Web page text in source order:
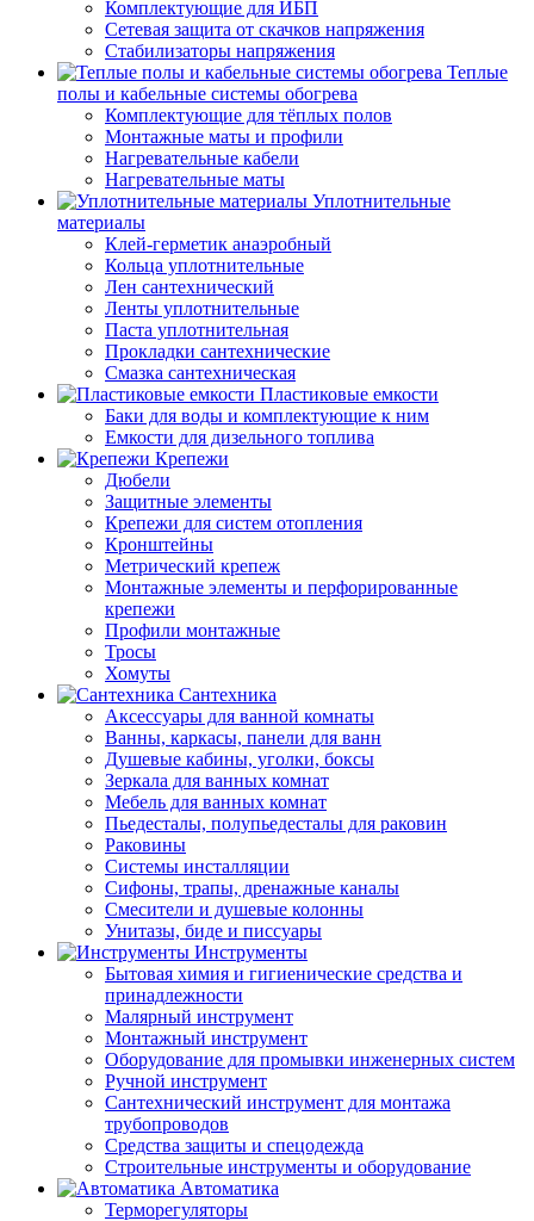
Комплектующие для ИБП
Сетевая защита от скачков напряжения
Стабилизаторы напряжения
Теплые
полы и кабельные системы обогрева
Комплектующие для тёплых полов
Монтажные маты и профили
Нагревательные кабели
Нагревательные маты
Уплотнительные
материалы
Клей-герметик анаэробный
Кольца уплотнительные
Лен сантехнический
Ленты уплотнительные
Паста уплотнительная
Прокладки сантехнические
Смазка сантехническая
Пластиковые емкости
Баки для воды и комплектующие к ним
Емкости для дизельного топлива
Крепежи
Дюбели
Защитные элементы
Крепежи для систем отопления
Кронштейны
Метрический крепеж
Монтажные элементы и перфорированные
крепежи
Профили монтажные
Тросы
Хомуты
Сантехника
Аксессуары для ванной комнаты
Ванны, каркасы, панели для ванн
Душевые кабины, уголки, боксы
Зеркала для ванных комнат
Мебель для ванных комнат
Пьедесталы, полупьедесталы для раковин
Раковины
Системы инсталляции
Сифоны, трапы, дренажные каналы
Смесители и душевые колонны
Унитазы, биде и писсуары
Инструменты
Бытовая химия и гигиенические средства и
принадлежности
Малярный инструмент
Монтажный инструмент
Оборудование для промывки инженерных систем
Ручной инструмент
Сантехнический инструмент для монтажа
трубопроводов
Средства защиты и спецодежда
Строительные инструменты и оборудование
Автоматика
Терморегуляторы